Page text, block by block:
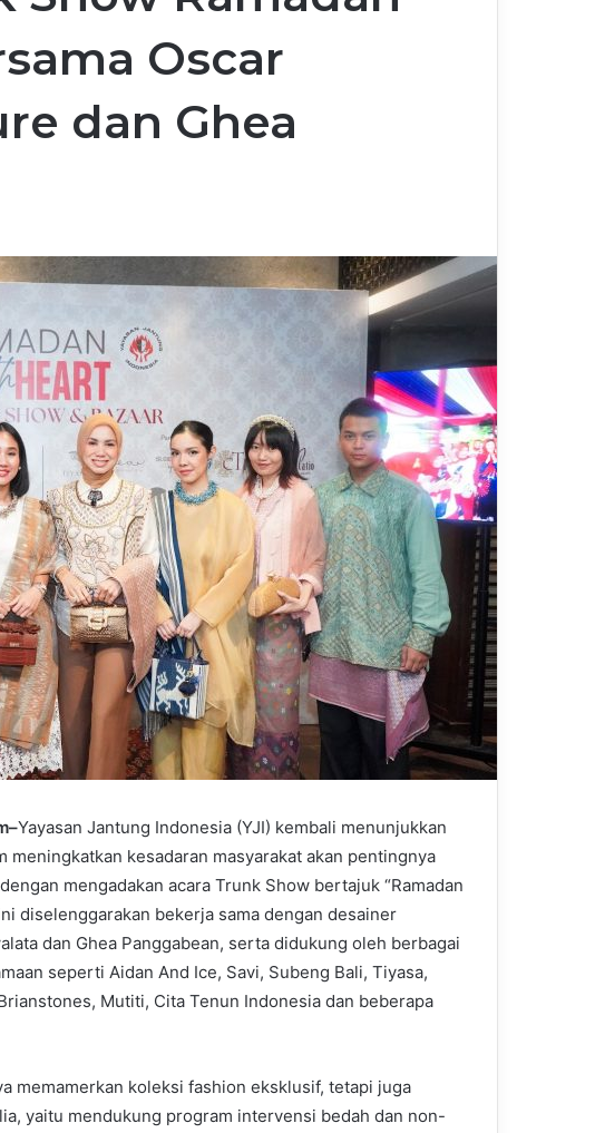
Oscar
dan Ghea
Yayasan Jantung Indonesia (YJI) kembali menunjukkan
meningkatkan kesadaran masyarakat akan pentingnya
mengadakan acara Trunk Show bertajuk “Ramadan
diselenggarakan bekerja sama dengan desainer
dan Ghea Panggabean, serta didukung oleh berbagai
seperti Aidan And Ice, Savi, Subeng Bali, Tiyasa,
Mutiti, Cita Tenun Indonesia dan beberapa
memamerkan koleksi fashion eksklusif, tetapi juga
yaitu mendukung program intervensi bedah dan non-